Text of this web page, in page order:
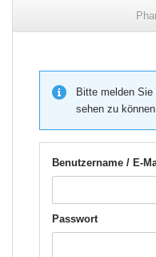
Bitte melden
sehen zu
Benutzername / E-
Passwort